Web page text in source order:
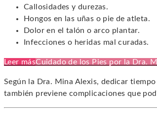
Callosidades y durezas.
Hongos en las uñas o pie de atleta.
Dolor en el talón o arco plantar.
Infecciones o heridas mal curadas.
Leer másCuidado de los Pies por la Dra.
Según la Dra. Mina Alexis, dedicar
también previene complicaciones que